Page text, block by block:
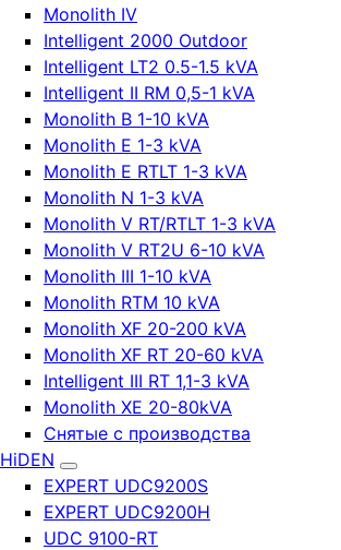
Monolith IV
Intelligent 2000 Outdoor
Intelligent LT2 0.5-1.5 kVA
Intelligent II RM 0,5-1 kVA
Monolith B 1-10 kVA
Monolith E 1-3 kVA
Monolith E RTLT 1-3 kVA
Monolith N 1-3 kVA
Monolith V RT/RTLT 1-3 kVA
Monolith V RT2U 6-10 kVA
Monolith III 1-10 kVA
Monolith RTM 10 kVA
Monolith XF 20-200 kVA
Monolith XF RT 20-60 kVA
Intelligent III RT 1,1-3 kVA
Monolith XE 20-80kVA
Снятые с производства
HiDEN
EXPERT UDC9200S
EXPERT UDC9200H
UDC 9100-RT